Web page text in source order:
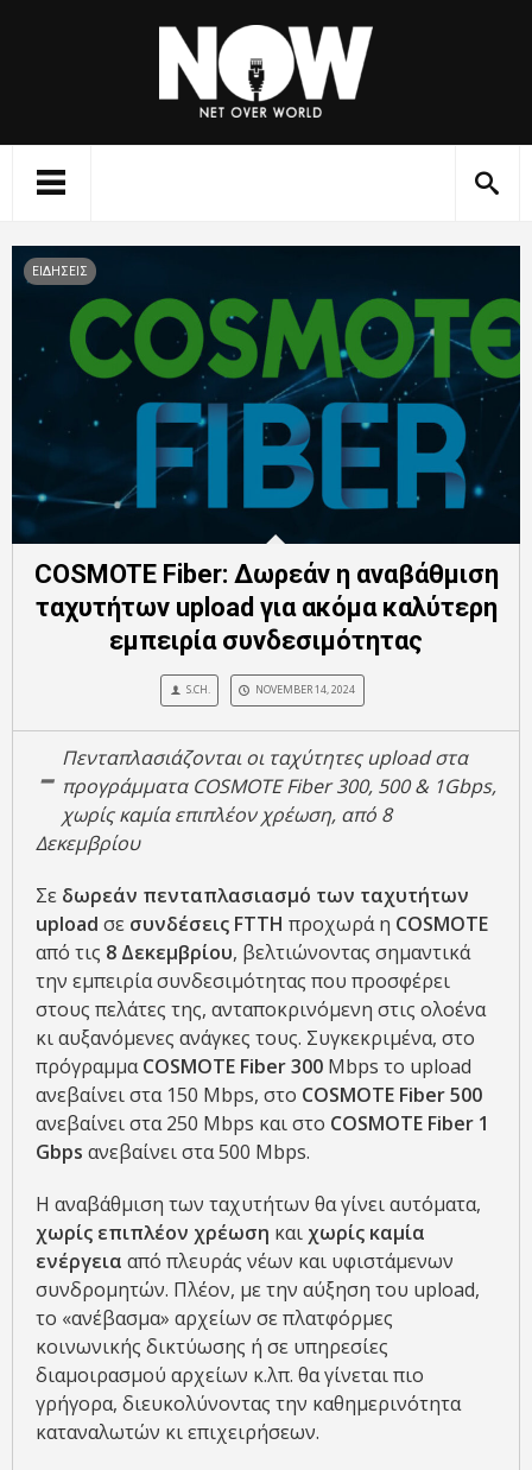
ΕΙΔΗΣΕΙΣ
COSMOTE Fiber: Δωρεάν η αναβάθμιση
ταχυτήτων upload για ακόμα καλύτερη
εμπειρία συνδεσιμότητας
S.CH. NOVEMBER 14, 2024
- Πενταπλασιάζονται οι ταχύτητες upload στα
προγράμματα COSMOTE Fiber 300, 500 & 1Gbps,
χωρίς καμία επιπλέον χρέωση, από 8
Δεκεμβρίου
Σε δωρεάν πενταπλασιασμό των ταχυτήτων
upload σε συνδέσεις FTTH προχωρά η COSMOTE
από τις 8 Δεκεμβρίου, βελτιώνοντας σημαντικά
την εμπειρία συνδεσιμότητας που προσφέρει
στους πελάτες της, ανταποκρινόμενη στις ολοένα
κι αυξανόμενες ανάγκες τους. Συγκεκριμένα, στο
πρόγραμμαCOSMOTE Fiber 300 Mbps το upload
ανεβαίνει στα 150 Mbps, στο COSMOTE Fiber 500
ανεβαίνει στα 250 Mbps και στο COSMOTE Fiber 1
Gbps ανεβαίνει στα 500 Mbps.
Η αναβάθμιση των ταχυτήτων θα γίνει αυτόματα,
χωρίς επιπλέον χρέωση και χωρίς καμία
ενέργεια από πλευράς νέων και υφιστάμενων
συνδρομητών. Πλέον, με την αύξηση του upload,
το «ανέβασμα» αρχείων σε πλατφόρμες
κοινωνικής δικτύωσης ή σε υπηρεσίες
διαμοιρασμού αρχείων κ.λπ. θα γίνεται πιο
γρήγορα, διευκολύνοντας την καθημερινότητα
καταναλωτών κι επιχειρήσεων.